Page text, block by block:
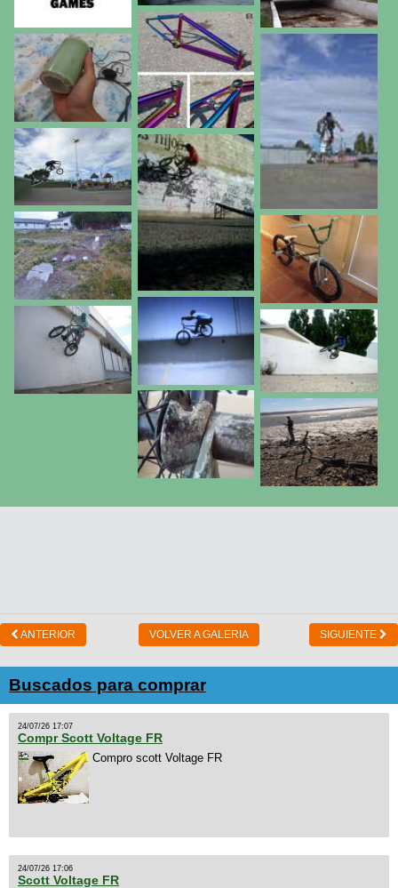
ANTERIOR VOLVER A GALERIA SIGUIENTE
Buscados para comprar
24/07/26 17:07
Compr Scott Voltage FR
Compro scott Voltage FR
24/07/26 17:06
Scott Voltage FR